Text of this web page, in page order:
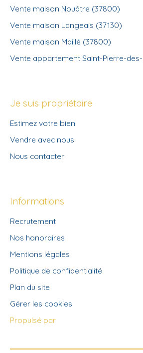
Vente maison Nouâtre (37800)
Vente maison Langeais (37130)
Vente maison Maillé (37800)
Vente appartement Saint-Pierre-
Je suis propriétaire
Estimez votre bien
Vendre avec nous
Nous contacter
Informations
Recrutement
Nos honoraires
Mentions légales
Politique de confidentialité
Plan du site
Gérer les cookies
Propulsé par